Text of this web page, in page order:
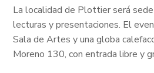
La localidad de Plottier será
lecturas y presentaciones. El
Sala de Artes y una globa
Moreno 130, con entrada libre y